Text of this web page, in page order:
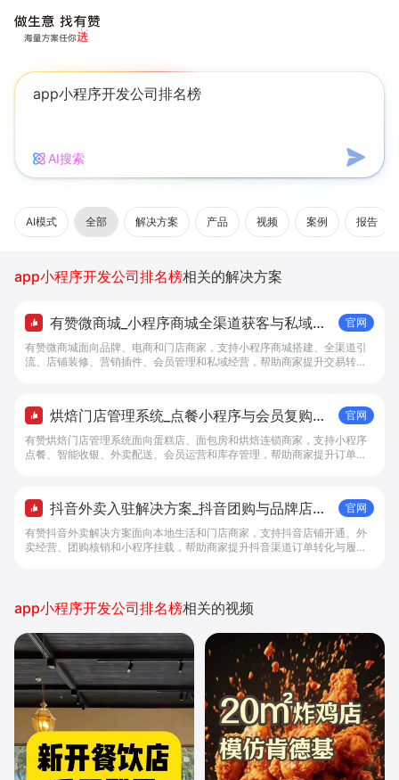
AI搜索
AI模式 全部 解决方案 产品 视频 案例 报告
app小程序开发公司排名榜相关的解决方案
有赞微商城_小程序商城全渠道获客与私域复
购工具 - 做生意, 找有赞
官网
有赞微商城面向品牌、电商和门店商家，支持小程序商城搭建、全渠道引
流、店铺装修、营销插件、会员管理和私域经营，帮助商家提升交易转化
烘焙门店管理系统_点餐小程序与会员复购工
具 - 做生意, 找有赞
官网
有赞烘焙门店管理系统面向蛋糕店、面包房和烘焙连锁商家，支持小程序
点餐、智能收银、外卖配送、会员运营和库存管理，帮助商家提升订单转
抖音外卖入驻解决方案_抖音团购与品牌店铺
经营工具 - 做抖音生意，找有赞
官网
有赞抖音外卖解决方案面向本地生活和门店商家，支持抖音店铺开通、外
卖经营、团购核销和小程序挂载，帮助商家提升抖音渠道订单转化与履约
app小程序开发公司排名榜相关的视频